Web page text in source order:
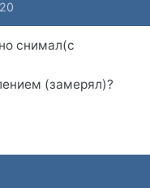
снимал(с
(замерял)?